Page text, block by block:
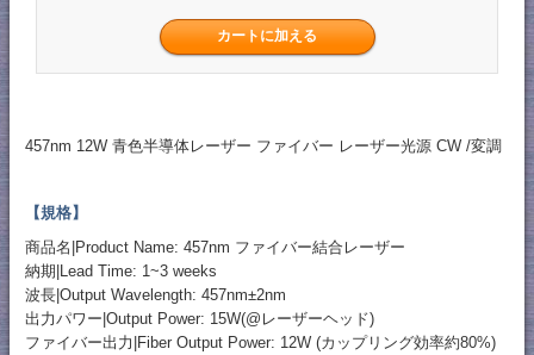
457nm 12W 青色半導体レーザー ファイバー レーザー光源 CW /変調
【規格】
商品名|Product Name: 457nm ファイバー結合レーザー
納期|Lead Time: 1~3 weeks
波長|Output Wavelength: 457nm±2nm
出力パワー|Output Power: 15W(@レーザーヘッド)
ファイバー出力|Fiber Output Power: 12W (カップリング効率約80%)